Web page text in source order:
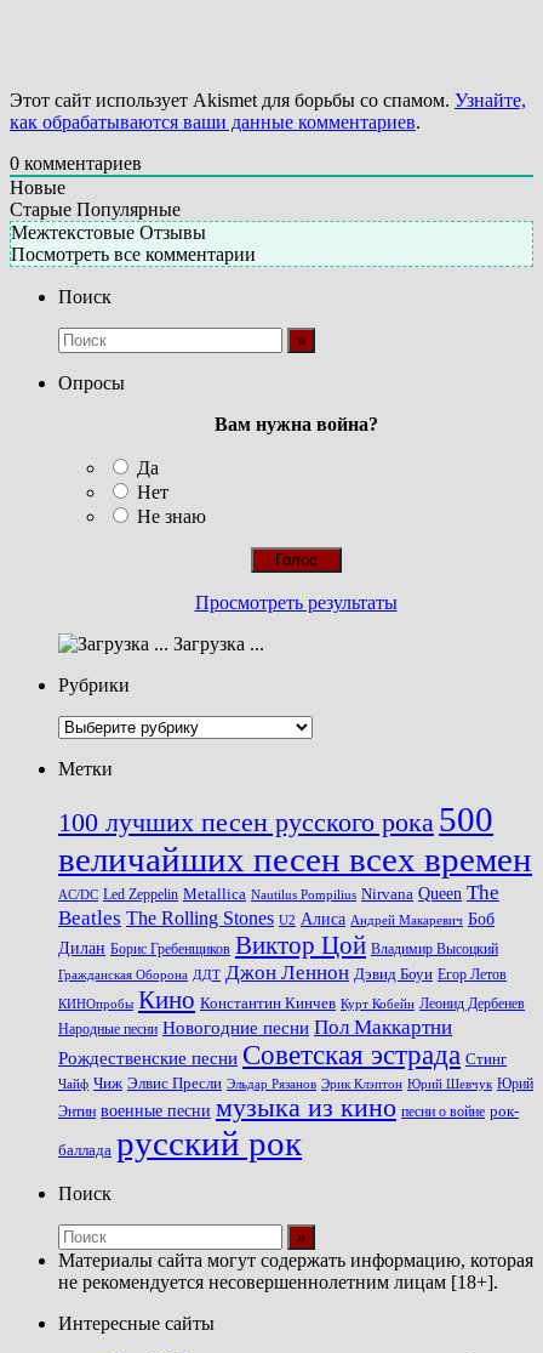
Этот сайт использует Akismet для борьбы со спамом. Узнайте,
как обрабатываются ваши данные комментариев.
0 комментариев
Новые
Старые Популярные
Межтекстовые Отзывы
Посмотреть все комментарии
Поиск
Опросы
Вам нужна война?
Да
Нет
Не знаю
Просмотреть результаты
Загрузка ...
Рубрики
Рубрики
Метки
100 лучших песен русского рока 500
величайших песен всех времен
AC/DC Led Zeppelin Metallica Nautilus Pompilius Nirvana Queen The
Beatles The Rolling Stones U2 Алиса Андрей Макаревич Боб
Дилан Борис Гребенщиков Виктор Цой Владимир Высоцкий
Гражданская Оборона ДДТ Джон Леннон Дэвид Боуи Егор Летов
КИНОпробы Кино Константин Кинчев Курт Кобейн Леонид Дербенев
Народные песни Новогодние песни Пол Маккартни
Рождественские песни Советская эстрада Стинг
Чайф Чиж Элвис Пресли Эльдар Рязанов Эрик Клэптон Юрий Шевчук Юрий
Энтин военные песни музыка из кино песни о войне рок-
баллада русский рок
Поиск
Материалы сайта могут содержать информацию, которая
не рекомендуется несовершеннолетним лицам [18+].
Интересные сайты